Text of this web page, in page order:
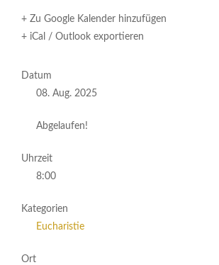
+ Zu Google Kalender hinzufügen
+ iCal / Outlook exportieren
Datum
08. Aug. 2025
Abgelaufen!
Uhrzeit
8:00
Kategorien
Eucharistie
Ort